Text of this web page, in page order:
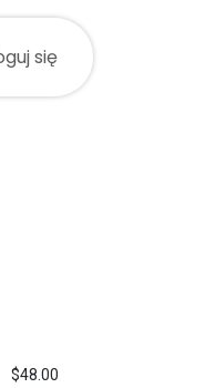
się
$48.00